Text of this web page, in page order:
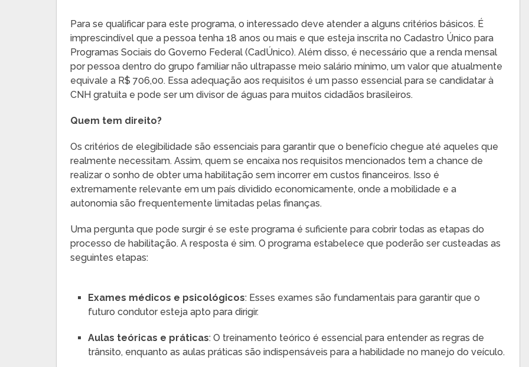
Para se qualificar para este programa, o interessado deve atender a alguns critérios básicos. É
imprescindível que a pessoa tenha 18 anos ou mais e que esteja inscrita no Cadastro Único para
Programas Sociais do Governo Federal (CadÚnico). Além disso, é necessário que a renda mensal
por pessoa dentro do grupo familiar não ultrapasse meio salário mínimo, um valor que atualmente
equivale a R$ 706,00. Essa adequação aos requisitos é um passo essencial para se candidatar à
CNH gratuita e pode ser um divisor de águas para muitos cidadãos brasileiros.
Quem tem direito?
Os critérios de elegibilidade são essenciais para garantir que o benefício chegue até aqueles que
realmente necessitam. Assim, quem se encaixa nos requisitos mencionados tem a chance de
realizar o sonho de obter uma habilitação sem incorrer em custos financeiros. Isso é
extremamente relevante em um país dividido economicamente, onde a mobilidade e a
autonomia são frequentemente limitadas pelas finanças.
Uma pergunta que pode surgir é se este programa é suficiente para cobrir todas as etapas do
processo de habilitação. A resposta é sim. O programa estabelece que poderão ser custeadas as
seguintes etapas:
Exames médicos e psicológicos: Esses exames são fundamentais para garantir que o
futuro condutor esteja apto para dirigir.
Aulas teóricas e práticas: O treinamento teórico é essencial para entender as regras de
trânsito, enquanto as aulas práticas são indispensáveis para a habilidade no manejo do veículo.